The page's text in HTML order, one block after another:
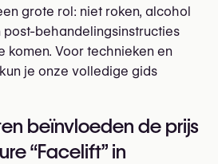
grote rol: niet roken, alcohol
behandelingsinstructies
komen. Voor technieken en
je onze volledige gids
beïnvloeden de prijs
“Facelift” in